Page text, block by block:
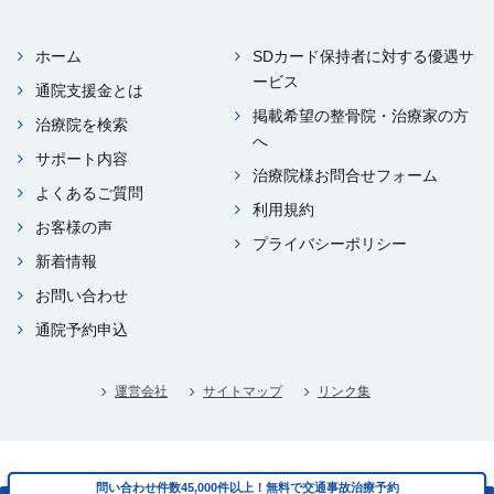
問い合わせ件数45,000件以上！無料で交通事故治療予約
問い合わせ件数45,000件以上！無料で交通事故治療予約
ホーム
通院⽀援⾦とは
治療院を検索
サポート内容
よくあるご質問
お客様の声
新着情報
お問い合わせ
通院予約申込
SDカード保持者に対する優遇サ
ービス
掲載希望の整⾻院・治療家の⽅
へ
治療院様お問合せフォーム
利⽤規約
プライバシーポリシー
運営会社 サイトマップ リンク集
Copyright © i-think Co.,Ltd. All rights reserved.